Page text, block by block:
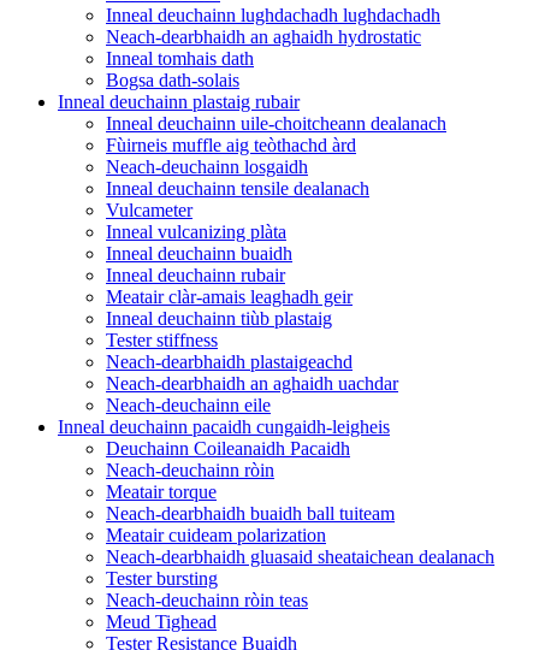
Inneal deuchainn lughdachadh lughdachadh
Neach-dearbhaidh an aghaidh hydrostatic
Inneal tomhais dath
Bogsa dath-solais
Inneal deuchainn plastaig rubair
Inneal deuchainn uile-choitcheann dealanach
Fùirneis muffle aig teòthachd àrd
Neach-deuchainn losgaidh
Inneal deuchainn tensile dealanach
Vulcameter
Inneal vulcanizing plàta
Inneal deuchainn buaidh
Inneal deuchainn rubair
Meatair clàr-amais leaghadh geir
Inneal deuchainn tiùb plastaig
Tester stiffness
Neach-dearbhaidh plastaigeachd
Neach-dearbhaidh an aghaidh uachdar
Neach-deuchainn eile
Inneal deuchainn pacaidh cungaidh-leigheis
Deuchainn Coileanaidh Pacaidh
Neach-deuchainn ròin
Meatair torque
Neach-dearbhaidh buaidh ball tuiteam
Meatair cuideam polarization
Neach-dearbhaidh gluasaid sheataichean dealanach
Tester bursting
Neach-deuchainn ròin teas
Meud Tighead
Tester Resistance Buaidh